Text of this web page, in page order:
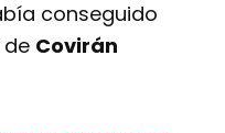
conseguido
Covirán